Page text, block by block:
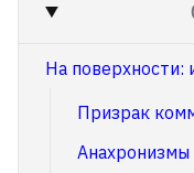
На поверхности:
Призрак